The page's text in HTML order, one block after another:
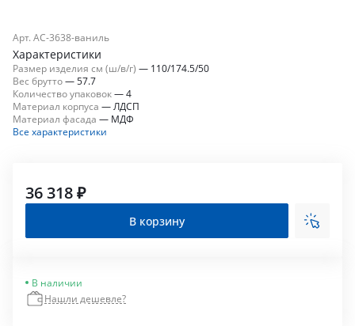
Арт. АС-3638-ваниль
Характеристики
Размер изделия см (ш/в/г) — 110/174.5/50
Вес брутто—57.7
Количество упаковок—4
Материал корпуса —ЛДСП
Материал фасада — МДФ
Все характеристики
36 318 ₽
В корзину
В наличии
Нашли дешевле?